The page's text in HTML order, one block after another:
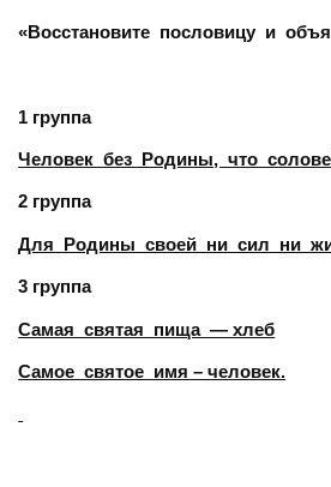
«Восстановите пословицу и
1 группа
Человек без Родины, что
2 группа
Для Родины своей ни сил ни
3 группа
Самая святая пища — хлеб
Самое святое имя – человек.